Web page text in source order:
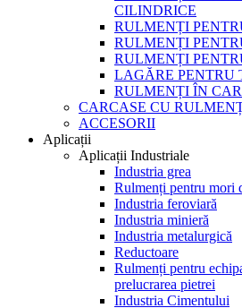
CILINDRICE
RULMENȚI
RULMENȚI
RULMENȚI
LAGĂRE PENTRU
RULMENȚI ÎN
CARCASE CU
ACCESORII
Aplicații
Aplicații Industriale
Industria grea
Rulmenți pentru mori
Industria feroviară
Industria minieră
Industria metalurgică
Reductoare
Rulmenți pentru
prelucrarea pietrei
Industria Cimentului